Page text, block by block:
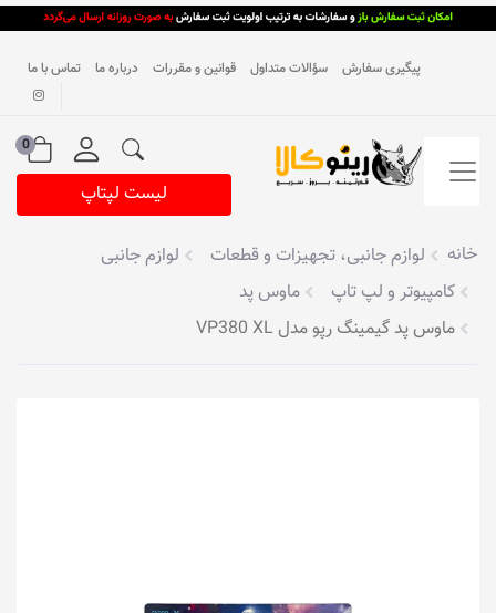
پیگیری سفارش سؤالات متداول قوانین و مقررات درباره ما تماس با ما
0
لیست لپتاپ
خانه لوازم جانبی، تجهیزات و قطعات
لوازم جانبی
کامپیوتر و لپ تاپ
ماوس پد
ماوس پد گیمینگ رپو مدل VP380 XL